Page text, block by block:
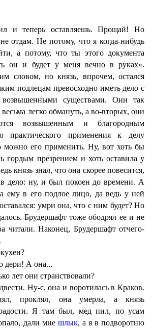
и теперь оставляешь. Прощай! Но
не отдам. Не потому, что я когда-нибудь
а потому, что ты этого документа
он и будет у меня вечно в руках».
словом, но князь, впрочем, остался
подлецам превосходно иметь дело с
существами. Они так
легко обмануть, а во-вторых, они
возвышенным и благородным
практического применения к делу
можно его применить. Ну, вот хоть бы
гордым презрением и хоть оставила у
князь знал, что она скорее повесится,
в дело: ну, и был покоен до времени. А
ему в его подлое лицо, да ведь у ней
умри она, что с ним будет? Но
Брудершафт тоже ободрял ее и не
читали. Наконец, Брудершафт отчего-
дери! А она...
лет они странствовали?
Ну-с, она и воротилась в Краков.
проклял, она умерла, а князь
радости. Я там был, мед пил, по усам
дали мне шлык, а я в подворотню